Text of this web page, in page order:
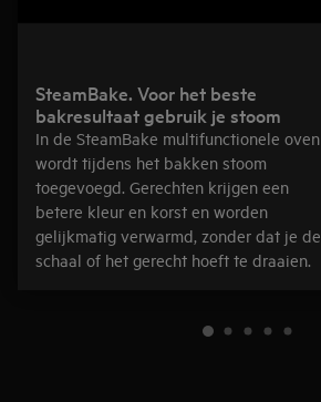
SteamBake. Voor het beste
bakresultaat gebruik je stoom
In de SteamBake multifunctionele oven
wordt tijdens het bakken stoom
toegevoegd. Gerechten krijgen een
betere kleur en korst en worden
gelijkmatig verwarmd, zonder dat je de
schaal of het gerecht hoeft te draaien.